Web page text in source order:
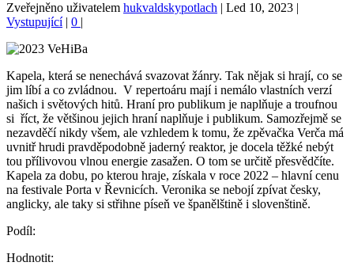
Zveřejněno uživatelem hukvaldskypotlach | Led 10, 2023 |
Vystupující| 0 |
Kapela, která se nenechává svazovat žánry. Tak nějak si hrají, co se
jim líbí a co zvládnou. V repertoáru mají i nemálo vlastních verzí
našich i světových hitů. Hraní pro publikum je naplňuje a troufnou
si říct, že většinou jejich hraní naplňuje i publikum. Samozřejmě se
nezavděčí nikdy všem, ale vzhledem k tomu, že zpěvačka Verča má
uvnitř hrudi pravděpodobně jaderný reaktor, je docela těžké nebýt
tou přílivovou vlnou energie zasažen. O tom se určitě přesvědčíte.
Kapela za dobu, po kterou hraje, získala v roce 2022 – hlavní cenu
na festivale Porta v Řevnicích. Veronika se nebojí zpívat česky,
anglicky, ale taky si střihne píseň ve španělštině i slovenštině.
Podíl:
Hodnotit: